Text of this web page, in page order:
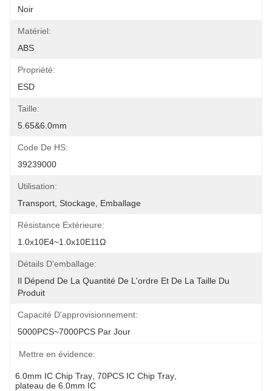
Noir
Matériel:
ABS
Propriété:
ESD
Taille:
5.65&6.0mm
Code De HS:
39239000
Utilisation:
Transport, Stockage, Emballage
Résistance Extérieure:
1.0x10E4~1.0x10E11Ω
Détails D'emballage:
Il Dépend De La Quantité De L'ordre Et De La Taille Du
Produit
Capacité D'approvisionnement:
5000PCS~7000PCS Par Jour
Mettre en évidence:
6.0mm IC Chip Tray 70PCS IC Chip Tray
plateau de 6.0mm IC